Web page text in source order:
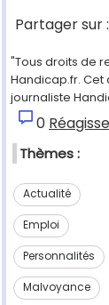
Partager sur :
"Tous droits de
Handicap.fr.
journaliste
0
Thèmes :
Actualité
Emploi
Personnalités
Malvoyance